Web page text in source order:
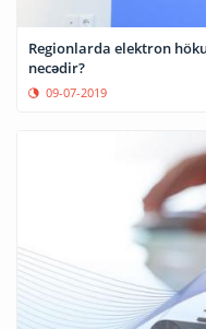
Regionlarda elektron
necədir?
09-07-2019